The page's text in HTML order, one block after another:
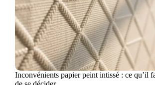
Inconvénients papier peint intissé : ce qu’il